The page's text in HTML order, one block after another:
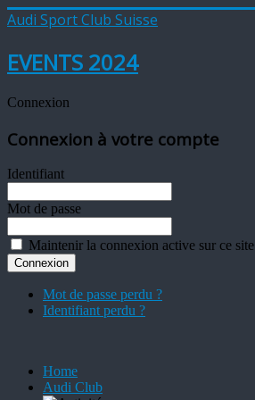
Audi Sport Club Suisse
EVENTS 2024
Connexion
Connexion à votre compte
Identifiant
Mot de passe
Maintenir la connexion active sur ce site
Mot de passe perdu ?
Identifiant perdu ?
Home
Audi Club